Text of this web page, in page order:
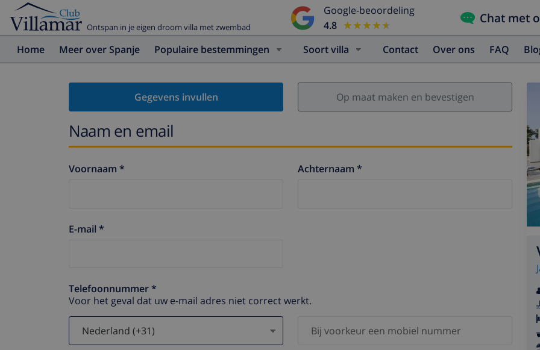
Ontspan in je eigen droom villa met zwembad
Google-beoordeling
4.8
★★★★★
★★★★★ Chat met
Home Meer over Spanje Populaire bestemmingen Soort villa Contact Over ons FAQ
Gegevens invullen Op maat maken en bevestigen
Naam en email
Voornaam * Achternaam *
E-mail *
Telefoonnummer *
Voor het geval dat uw e-mail adres niet correct werkt.